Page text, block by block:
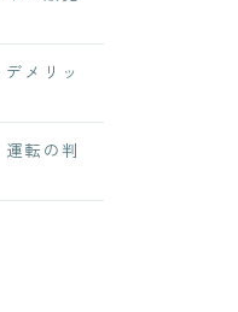
メリッ
転の判